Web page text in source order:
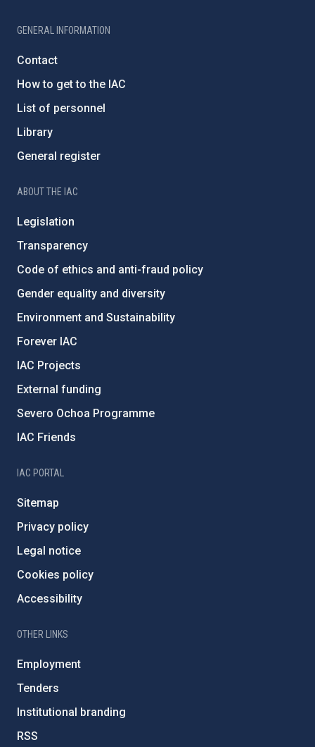
GENERAL INFORMATION
Contact
How to get to the IAC
List of personnel
Library
General register
ABOUT THE IAC
Legislation
Transparency
Code of ethics and anti-fraud policy
Gender equality and diversity
Environment and Sustainability
Forever IAC
IAC Projects
External funding
Severo Ochoa Programme
IAC Friends
IAC PORTAL
Sitemap
Privacy policy
Legal notice
Cookies policy
Accessibility
OTHER LINKS
Employment
Tenders
Institutional branding
RSS